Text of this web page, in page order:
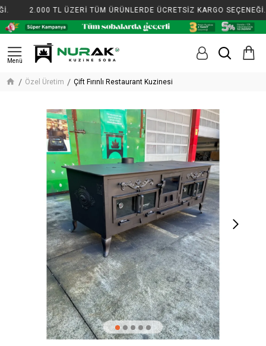
2.000 TL ÜZERİ TÜM ÜRÜNLERDE ÜCRETSİZ KARGO SEÇENEĞİ.
Özel Üretim Çift Fırınlı Restaurant Kuzinesi